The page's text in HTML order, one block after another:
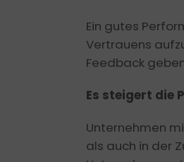
Ein gutes
Vertrauens
Feedback
Es steigert die
Unternehmen
als auch in der